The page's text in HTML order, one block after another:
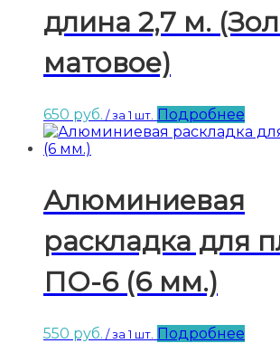
длина 2,7 м.
матовое)
650 руб. / за 1 шт. Подробнее
Алюминиевая
раскладка для
ПО-6 (6 мм.)
550 руб. / за 1 шт. Подробнее